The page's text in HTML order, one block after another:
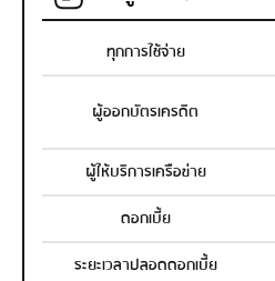
ทุกการใช้จ่าย
ผู้ออกบัตรเครดิต
ผู้ให้บริการเครือข่าย
ดอกเบี้ย
ระยะเวลาปลอดดอกเบี้ย